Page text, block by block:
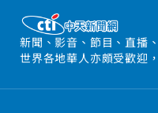
新聞、影音、節目、直播
世界各地華人亦頗受歡迎